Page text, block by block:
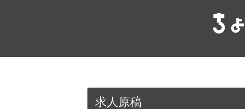
求人原稿